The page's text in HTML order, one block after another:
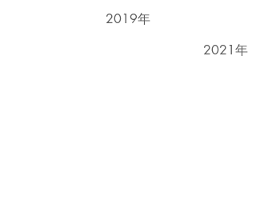
2019年
2021年